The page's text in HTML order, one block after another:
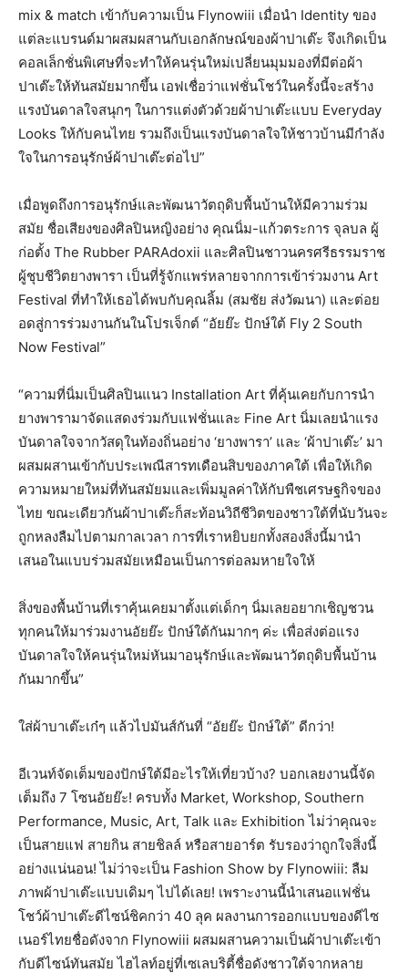
mix & match เข้ากับความเป็น Flynowiii เมื่อนำ Identity ของ
แต่ละแบรนด์มาผสมผสานกับเอกลักษณ์ของผ้าปาเต๊ะ จึงเกิดเป็น
คอลเล็กชั่นพิเศษที่จะทำให้คนรุ่นใหม่เปลี่ยนมุมมองที่มีต่อผ้า
ปาเต๊ะให้ทันสมัยมากขึ้น เอฟเชื่อว่าแฟชั่นโชว์ในครั้งนี้จะสร้าง
แรงบันดาลใจสนุกๆ ในการแต่งตัวด้วยผ้าปาเต๊ะแบบ Everyday
Looks ให้กับคนไทย รวมถึงเป็นแรงบันดาลใจให้ชาวบ้านมีกำลัง
ใจในการอนุรักษ์ผ้าปาเต๊ะต่อไป”
เมื่อพูดถึงการอนุรักษ์และพัฒนาวัตถุดิบพื้นบ้านให้มีความร่วม
สมัย ชื่อเสียงของศิลปินหญิงอย่าง คุณนิ่ม-แก้วตระการ จุลบล ผู้
ก่อตั้ง The Rubber PARAdoxii และศิลปินชาวนครศรีธรรมราช
ผู้ชุบชีวิตยางพารา เป็นที่รู้จักแพร่หลายจากการเข้าร่วมงาน Art
Festival ที่ทำให้เธอได้พบกับคุณลิ้ม (สมชัย ส่งวัฒนา) และต่อย
อดสู่การร่วมงานกันในโปรเจ็กต์ “อัยย๊ะ ปักษ์ใต้ Fly 2 South
Now Festival”
“ความที่นิ่มเป็นศิลปินแนว Installation Art ที่คุ้นเคยกับการนำ
ยางพารามาจัดแสดงร่วมกับแฟชั่นและ Fine Art นิ่มเลยนำแรง
บันดาลใจจากวัสดุในท้องถิ่นอย่าง ‘ยางพารา’ และ ‘ผ้าปาเต๊ะ’ มา
ผสมผสานเข้ากับประเพณีสารทเดือนสิบของภาคใต้ เพื่อให้เกิด
ความหมายใหม่ที่ทันสมัยมและเพิ่มมูลค่าให้กับพืชเศรษฐกิจของ
ไทย ขณะเดียวกันผ้าปาเต๊ะก็สะท้อนวิถีชีวิตของชาวใต้ที่นับวันจะ
ถูกหลงลืมไปตามกาลเวลา การที่เราหยิบยกทั้งสองสิ่งนี้มานำ
เสนอในแบบร่วมสมัยเหมือนเป็นการต่อลมหายใจให้
สิ่งของพื้นบ้านที่เราคุ้นเคยมาตั้งแต่เด็กๆ นิ่มเลยอยากเชิญชวน
ทุกคนให้มาร่วมงานอัยย๊ะ ปักษ์ใต้กันมากๆ ค่ะ เพื่อส่งต่อแรง
บันดาลใจให้คนรุ่นใหม่หันมาอนุรักษ์และพัฒนาวัตถุดิบพื้นบ้าน
กันมากขึ้น”
ใส่ผ้าบาเต๊ะเก๋ๆ แล้วไปมันส์กันที่ “อัยย๊ะ ปักษ์ใต้” ดีกว่า!
อีเวนท์จัดเต็มของปักษ์ใต้มีอะไรให้เที่ยวบ้าง? บอกเลยงานนี้จัด
เต็มถึง 7 โซนอัยย๊ะ! ครบทั้ง Market, Workshop, Southern
Performance, Music, Art, Talk และ Exhibition ไม่ว่าคุณจะ
เป็นสายแฟ สายกิน สายชิลล์ หรือสายอาร์ต รับรองว่าถูกใจสิ่งนี้
อย่างแน่นอน! ไม่ว่าจะเป็น Fashion Show by Flynowiii: ลืม
ภาพผ้าปาเต๊ะแบบเดิมๆ ไปได้เลย! เพราะงานนี้นำเสนอแฟชั่น
โชว์ผ้าปาเต๊ะดีไซน์ชิคกว่า 40 ลุค ผลงานการออกแบบของดีไซ
เนอร์ไทยชื่อดังจาก Flynowiii ผสมผสานความเป็นผ้าปาเต๊ะเข้า
กับดีไซน์ทันสมัย ไฮไลท์อยู่ที่เซเลบริตี้ชื่อดังชาวใต้จากหลาย